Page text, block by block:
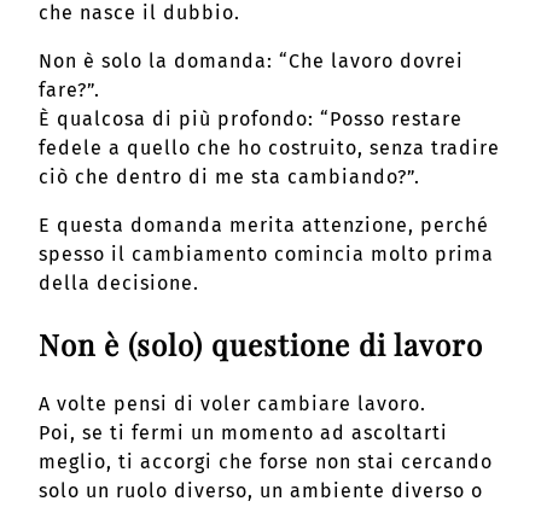
che nasce il dubbio.
Non è solo la domanda: “Che lavoro dovrei
fare?”.
È qualcosa di più profondo: “Posso restare
fedele a quello che ho costruito, senza tradire
ciò che dentro di me sta cambiando?”.
E questa domanda merita attenzione, perché
spesso il cambiamento comincia molto prima
della decisione.
Non è (solo) questione di lavoro
A volte pensi di voler cambiare lavoro.
Poi, se ti fermi un momento ad ascoltarti
meglio, ti accorgi che forse non stai cercando
solo un ruolo diverso, un ambiente diverso o